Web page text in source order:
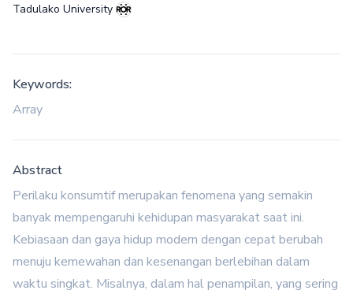
Tadulako University
Keywords:
Array
Abstract
Perilaku konsumtif merupakan fenomena yang semakin
banyak mempengaruhi kehidupan masyarakat saat ini.
Kebiasaan dan gaya hidup modern dengan cepat berubah
menuju kemewahan dan kesenangan berlebihan dalam
waktu singkat. Misalnya, dalam hal penampilan, yang sering